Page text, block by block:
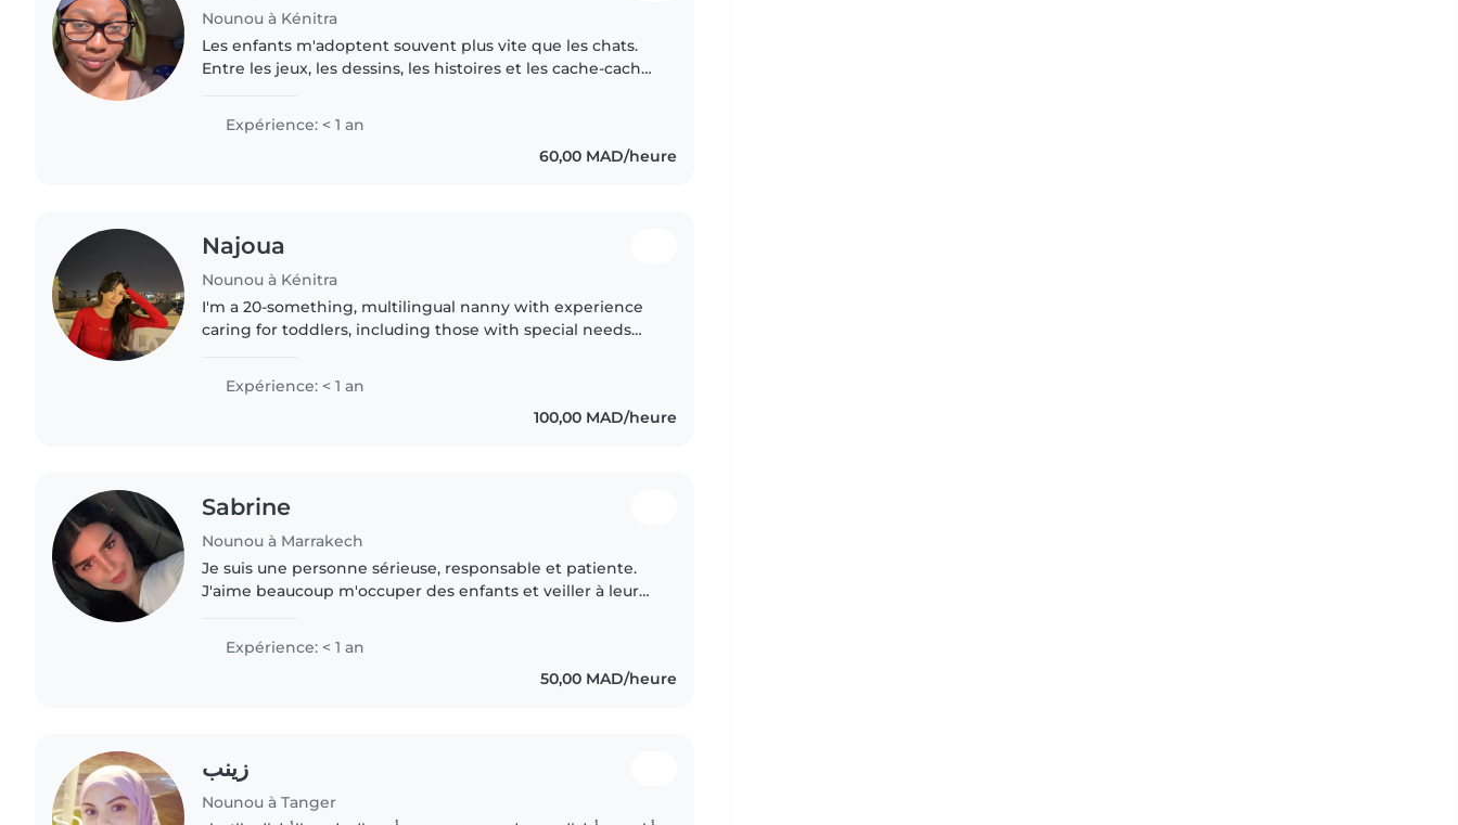
Nounou à Kénitra
Les enfants m'adoptent souvent plus vite que les chats.
Entre les jeux, les dessins, les histoires et les cache-cache,
Expérience: < 1 an
60,00 MAD/heure
Najoua
Nounou à Kénitra
I'm a 20-something, multilingual nanny with experience
caring for toddlers, including those with special needs
of skills..
Expérience: < 1 an
100,00 MAD/heure
Sabrine
Nounou à Marrakech
Je suis une personne sérieuse, responsable et patiente.
J'aime beaucoup m'occuper des enfants et veiller à leur
Expérience: < 1 an
50,00 MAD/heure
زينب
Nounou à Tanger